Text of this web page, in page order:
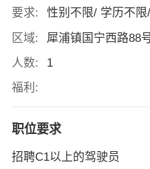
要求:
性别不限/ 学历不
区域:
犀浦镇国宁西路88
人数:
1
福利:
职位要求
招聘C1以上的驾驶员